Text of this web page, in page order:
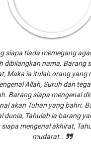
siapa tiada memegang
dibilangkan nama. Barang
Maka ia itulah orang yang
Allah, Suruh dan
Barang siapa mengenal
akan Tuhan yang bahri.
dunia, Tahulah ia barang
mengenal akhirat,
mudarat..